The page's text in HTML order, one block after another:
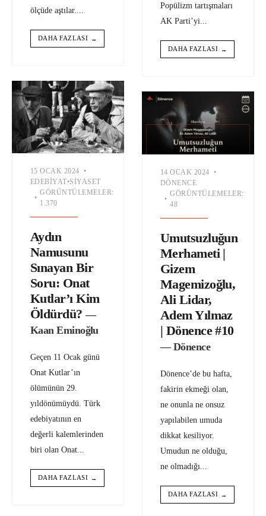
Popülizm tartışmaları
AK Parti’yi
DAHA FAZLASI →
ölçüde aştılar.
DAHA FAZLASI →
15 OCAK 2024 •
EDEBIYAT•SIYASET
•
GÖRÜNTÜLEMELER:
1.370
Aydın
Namusunu
Sınayan Bir
Soru: Onat
Kutlar’ı Kim
Öldürdü? —
Kaan Eminoğlu
Geçen 11 Ocak günü
Onat Kutlar’ın
ölümünün 29.
yıldönümüydü. Türk
edebiyatının en
değerli kalemlerinden
biri olan Onat...
DAHA FAZLASI →
14 OCAK 2024 •
DÖNENCE
•
GÖRÜNTÜLEMELER:
48
Umutsuzluğun
Merhameti |
Gizem
Magemizoğlu,
Ali Lidar,
Adem Yılmaz
| Dönence #10
— Dönence
Dönence’de bu hafta,
fakirin ekmeği olan,
ne onunla ne onsuz
yapılabilen umuda
dikkat kesiliyor.
Umudun ne olduğu,
ne olmadığı
DAHA FAZLASI →